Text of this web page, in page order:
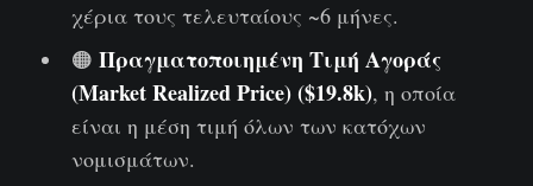
χέρια τους τελευταίους ~6 μήνες.
🟠 Πραγματοποιημένη Τιμή Αγοράς
(Market Realized Price) ($19.8k), η οποία
είναι η μέση τιμή όλων των κατόχων
νομισμάτων.